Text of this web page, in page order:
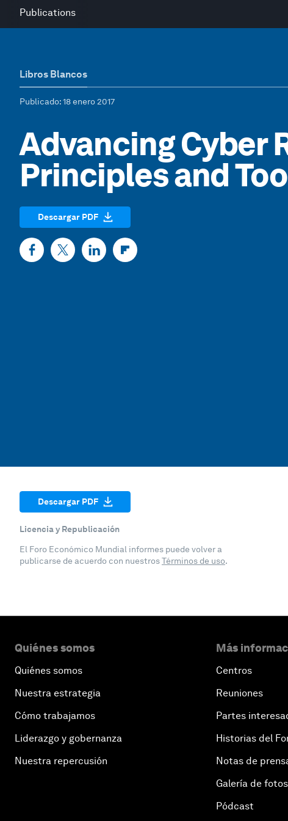
Publications
Libros Blancos
Publicado: 18 enero 2017
Advancing Cyber
Principles and
Descargar PDF
Descargar PDF
Licencia y Republicación
El Foro Económico Mundial informes puede volver a
publicarse de acuerdo con nuestrosTérminos de uso.
Quiénes somos
Quiénes somos
Nuestra estrategia
Cómo trabajamos
Liderazgo y gobernanza
Nuestra repercusión
Más
Centros
Reuniones
Partes
Historias del
Notas de
Galería de fotos
Pódcast